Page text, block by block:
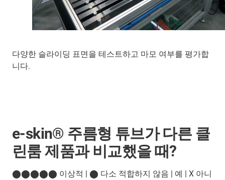
다양한 슬라이딩 표면을 테스트하고 마모 여부를 평가합
니다.
e-skin® 주름형 튜브가 다른 클
린룸 제품과 비교했을 때?
⬤⬤⬤⬤⬤ 이상적 | ⬤ 다소 적합하지 않음 | 예 | X 아니